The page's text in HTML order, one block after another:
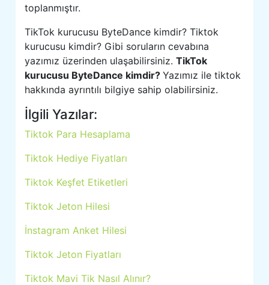
toplanmıştır.
TikTok kurucusu ByteDance kimdir? Tiktok
kurucusu kimdir? Gibi soruların cevabına
yazımız üzerinden ulaşabilirsiniz.TikTok
kurucusu ByteDance kimdir?Yazımız ile tiktok
hakkında ayrıntılı bilgiye sahip olabilirsiniz.
İlgili Yazılar:
Tiktok Para Hesaplama
Tiktok Hediye Fiyatları
Tiktok Keşfet Etiketleri
Tiktok Jeton Hilesi
İnstagram Anket Hilesi
Tiktok Jeton Fiyatları
Tiktok Mavi Tik Nasıl Alınır?